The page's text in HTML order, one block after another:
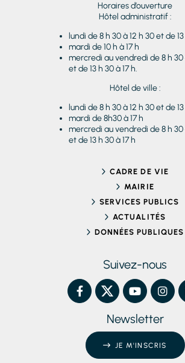
Horaires d’ouverture
Hôtel administratif :
lundi de 8 h 30 à 12 h 30 et de 13
mardi de 10 h à 17 h
mercredi au vendredi de 8 h 30
et de 13 h 30 à 17 h.
Hôtel de ville :
lundi de 8 h 30 à 12 h 30 et de 13
mardi de 8h30 à 17 h
mercredi au vendredi de 8 h 30
et de 13 h 30 à 17 h
CADRE DE VIE
MAIRIE
SERVICES PUBLICS
ACTUALITÉS
DONNÉES PUBLIQUES
Suivez-nous
Newsletter
JE M'INSCRIS